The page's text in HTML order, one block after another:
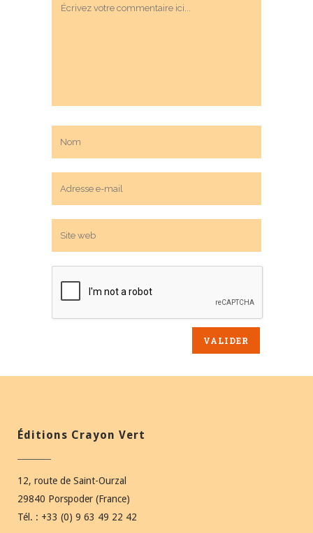
Éditions Crayon Vert
12, route de Saint-Ourzal
29840 Porspoder (France)
Tél. : +33 (0) 9 63 49 22 42